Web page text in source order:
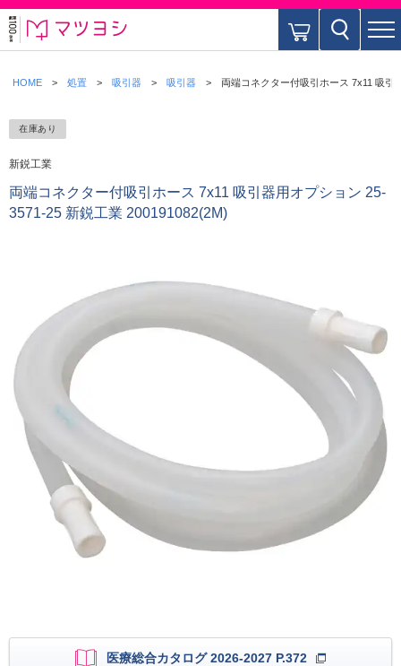
HOME 処置 吸引器 吸引器 両端コネクター付吸引ホース 7x11 吸引
在庫あり
新鋭工業
両端コネクター付吸引ホース 7x11 吸引器用オプション 25-
3571-25 新鋭工業 200191082(2M)
医療総合カタログ 2026-2027 P.372